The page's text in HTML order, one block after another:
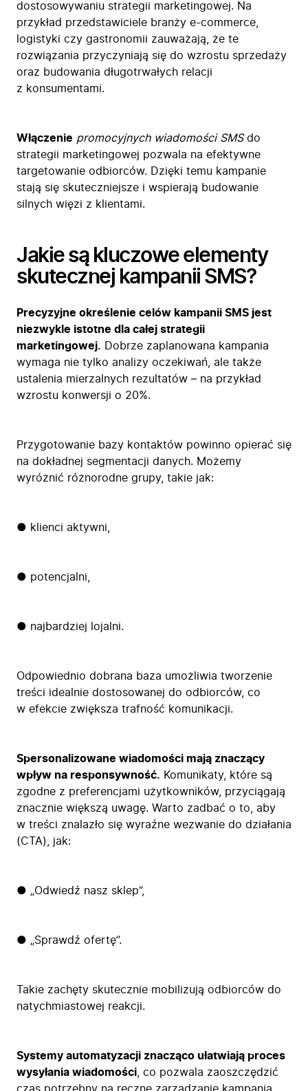
dostosowywaniu strategii marketingowej. Na
przykład przedstawiciele branży e-commerce,
logistyki czy gastronomii zauważają, że te
rozwiązania przyczyniają się do wzrostu sprzedaży
oraz budowania długotrwałych relacji
z konsumentami.
Włączenie promocyjnych wiadomości SMSdo
strategii marketingowej pozwala na efektywne
targetowanie odbiorców. Dzięki temu kampanie
stają się skuteczniejsze i wspierają budowanie
silnych więzi z klientami.
Jakie są kluczowe elementy
skutecznej kampanii SMS?
Precyzyjne określenie celów kampanii SMS jest
niezwykle istotne dla całej strategii
marketingowej. Dobrze zaplanowana kampania
wymaga nie tylko analizy oczekiwań, ale także
ustalenia mierzalnych rezultatów – na przykład
wzrostu konwersji o 20%.
Przygotowanie bazy kontaktów powinno opierać się
na dokładnej segmentacji danych. Możemy
wyróżnić różnorodne grupy, takie jak:
● klienci aktywni,
● potencjalni,
● najbardziej lojalni.
Odpowiednio dobrana baza umożliwia tworzenie
treści idealnie dostosowanej do odbiorców, co
w efekcie zwiększa trafność komunikacji.
Spersonalizowane wiadomości mają znaczący
wpływ na responsywność. Komunikaty, które są
zgodne z preferencjami użytkowników, przyciągają
znacznie większą uwagę. Warto zadbać o to, aby
w treści znalazło się wyraźne wezwanie do działania
(CTA), jak:
● „Odwiedź nasz sklep”,
● „Sprawdź ofertę”.
Takie zachęty skutecznie mobilizują odbiorców do
natychmiastowej reakcji.
Systemy automatyzacji znacząco ułatwiają proces
wysyłania wiadomości , co pozwala zaoszczędzić